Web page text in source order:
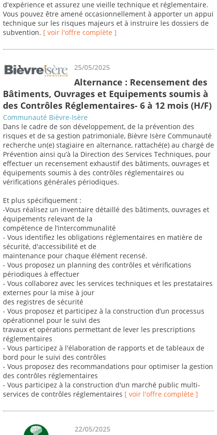
d'expérience et assurez une vieille technique et réglementaire.
Vous pouvez être amené occasionnellement à apporter un appui
technique sur les risques majeurs et à instruire les dossiers de
subvention. [ voir l'offre complète ]
25/05/2025
Alternance : Recensement des
Bâtiments, Ouvrages et Equipements soumis à
des Contrôles Réglementaires- 6 à 12 mois (H/F)
Communauté Bièvre-Isère
Dans le cadre de son développement, de la prévention des
risques et de sa gestion patrimoniale, Bièvre Isère Communauté
recherche un(e) stagiaire en alternance, rattaché(e) au chargé de
Prévention ainsi qu’à la Direction des Services Techniques, pour
effectuer un recensement exhaustif des bâtiments, ouvrages et
équipements soumis à des contrôles réglementaires ou
vérifications générales périodiques.
Et plus spécifiquement :
-Vous réalisez un inventaire détaillé des bâtiments, ouvrages et
équipements relevant de la
compétence de l’intercommunalité
- Vous identifiez les obligations réglementaires en matière de
sécurité, d'accessibilité et de
maintenance pour chaque élément recensé.
- Vous proposez un planning des contrôles et vérifications
périodiques à effectuer
- Vous collaborez avec les services techniques et les prestataires
externes pour la mise à jour
des registres de sécurité
- Vous proposez et participez à la construction d’un processus
opérationnel pour le suivi des
travaux et opérations permettant de lever les prescriptions
réglementaires
- Vous participez à l'élaboration de rapports et de tableaux de
bord pour le suivi des contrôles
- Vous proposez des recommandations pour optimiser la gestion
des contrôles réglementaires
- Vous participez à la construction d'un marché public multi-
services de contrôles réglementaires [ voir l'offre complète ]
22/05/2025